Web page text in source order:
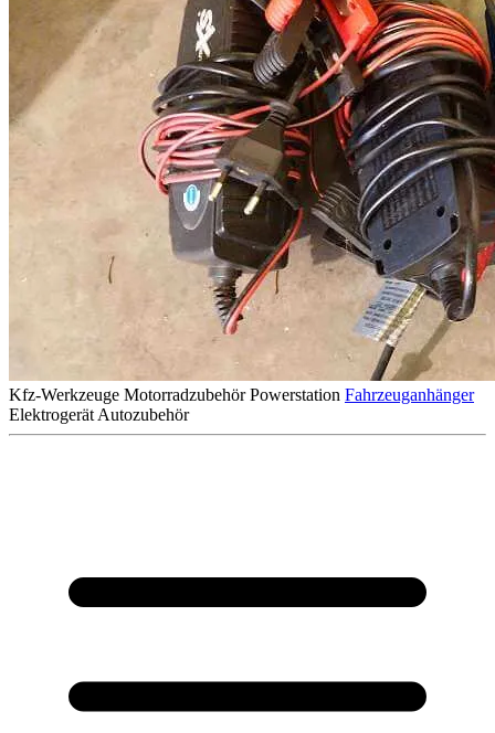
Kfz-Werkzeuge Motorradzubehör Powerstation Fahrzeuganhänger
Elektrogerät Autozubehör